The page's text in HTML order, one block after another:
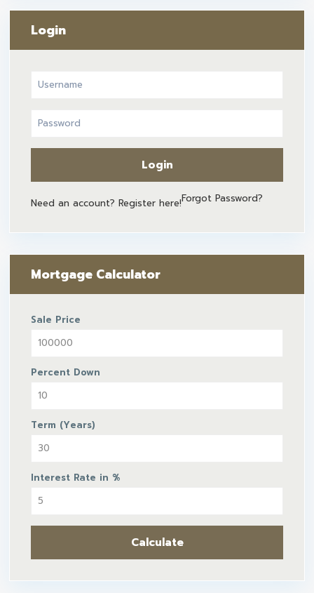
Login
Login
Need an account? Register here!Forgot Password?
Mortgage Calculator
Sale Price
Percent Down
Term (Years)
Interest Rate in %
Calculate